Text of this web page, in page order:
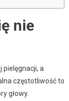
nie
pielęgnacji, a
częstotliwość to
głowy.